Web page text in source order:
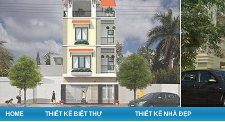
HOME THIẾT KẾ BIỆT THỰ THIẾT KẾ NHÀ ĐẸP